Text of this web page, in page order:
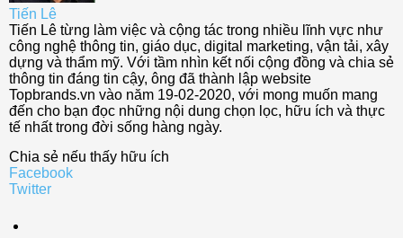
Tiến Lê
Tiến Lê từng làm việc và cộng tác trong nhiều lĩnh vực như
công nghệ thông tin, giáo dục, digital marketing, vận tải, xây
dựng và thẩm mỹ. Với tầm nhìn kết nối cộng đồng và chia sẻ
thông tin đáng tin cậy, ông đã thành lập website
Topbrands.vn vào năm 19-02-2020, với mong muốn mang
đến cho bạn đọc những nội dung chọn lọc, hữu ích và thực
tế nhất trong đời sống hàng ngày.
Chia sẻ nếu thấy hữu ích
Facebook
Twitter